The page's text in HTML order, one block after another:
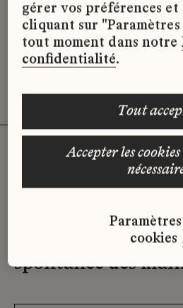
Désolé, il semble
d’offres d’emploi
moment.
Vous n'avez pas
qui correspond à
Envoyez-nous
spontanée dès
gérer vos préférences et
cliquant sur "Paramètres
tout moment dans notre
confidentialité.
accepter les cookies strictement
tout
Paramètres
cookies